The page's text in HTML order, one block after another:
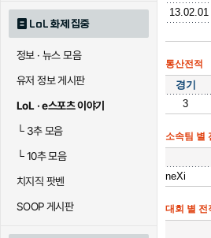
LoL 화제 집중
정보 · 뉴스 모음
유저 정보 게시판
LoL · e스포츠 이야기
└3추 모음
└10추 모음
치지직 팟벤
SOOP 게시판
13.02.01
통산전적
경기
3
소속팀 별
neXi
대회 별 전